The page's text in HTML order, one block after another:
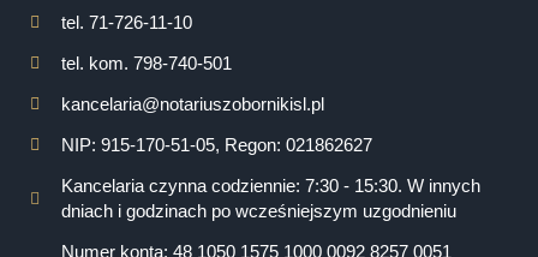
tel. 71-726-11-10
tel. kom. 798-740-501
kancelaria@notariuszobornikisl.pl
NIP: 915-170-51-05, Regon: 021862627
Kancelaria czynna codziennie: 7:30 - 15:30. W innych
dniach i godzinach po wcześniejszym uzgodnieniu
Numer konta: 48 1050 1575 1000 0092 8257 0051